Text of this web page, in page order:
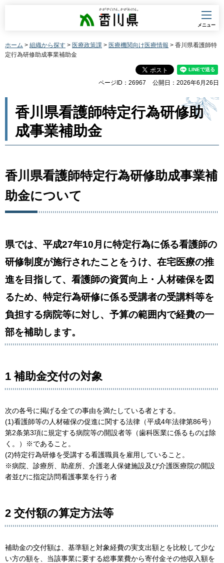
香川県
メニュー
ホーム > 組織から探す > 医療政策課 > 医療機関向け医療情報 > 香川県看護師特
定行為研修助成事業補助金
ページID：26967 公開日：2026年6月26日
香川県看護師特定行為研修助
成事業補助金
香川県看護師特定行為研修助成事業補
助金について
県では、平成27年10月に特定行為に係る看護師の
研修制度が施行されたことをうけ、在宅医療の推
進を目指して、看護師の資質向上・人材確保を図
るため、特定行為研修に係る受講者の受講料等を
負担する病院等に対し、予算の範囲内で経費の一
部を補助します。
1 補助金交付の対象
次の各号に掲げる全ての事由を満たしている者とする。
(1)看護師等の人材確保の促進に関する法律（平成4年法律第86号）
第2条第3項に規定する病院等の開設者等（歯科医業に係るものは除
く。）※であること。
(2)特定行為研修を受講する看護職員を雇用していること。
※病院、診療所、助産所、介護老人保健施設及び介護医療院の開設
者並びに指定訪問看護事業を行う者
2 交付額の算定方法等
補助金の交付額は、基準額と対象経費の実支出額とを比較して少な
い方の額を、当該事業に要する総事業費から寄付金その他収入額を